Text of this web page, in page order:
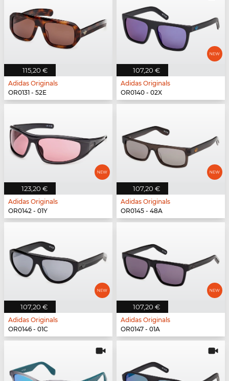
115,20 €
Adidas Originals
OR0131 - 52E
107,20 €
Adidas Originals
OR0140 - 02X
123,20 €
Adidas Originals
OR0142 - 01Y
107,20 €
Adidas Originals
OR0145 - 48A
107,20 €
Adidas Originals
OR0146 - 01C
107,20 €
Adidas Originals
OR0147 - 01A